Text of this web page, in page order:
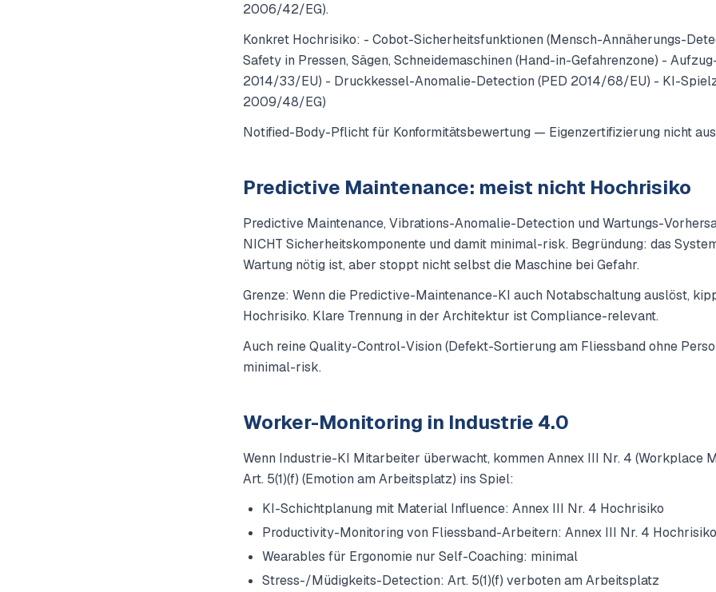
2006/42/EG).
Konkret Hochrisiko: - Cobot-Sicherheitsfunktionen (Mensch-Annäherungs-
Safety in Pressen, Sägen, Schneidemaschinen (Hand-in-Gefahrenzone) -
2014/33/EU) - Druckkessel-Anomalie-Detection (PED 2014/68/EU) - KI-
2009/48/EG)
Notified-Body-Pflicht für Konformitätsbewertung — Eigenzertifizierung nicht
Predictive Maintenance: meist nicht Hochrisiko
Predictive Maintenance, Vibrations-Anomalie-Detection und Wartungs-
NICHT Sicherheitskomponente und damit minimal-risk. Begründung: das
Wartung nötig ist, aber stoppt nicht selbst die Maschine bei Gefahr.
Grenze: Wenn die Predictive-Maintenance-KI auch Notabschaltung auslöst,
Hochrisiko. Klare Trennung in der Architektur ist Compliance-relevant.
Auch reine Quality-Control-Vision (Defekt-Sortierung am Fliessband ohne
minimal-risk.
Worker-Monitoring in Industrie 4.0
Wenn Industrie-KI Mitarbeiter überwacht, kommen Annex III Nr. 4 (Workplace
Art. 5(1)(f) (Emotion am Arbeitsplatz) ins Spiel:
KI-Schichtplanung mit Material Influence: Annex III Nr. 4 Hochrisiko
Productivity-Monitoring von Fliessband-Arbeitern: Annex III Nr. 4 Hochrisiko
Wearables für Ergonomie nur Self-Coaching: minimal
Stress-/Müdigkeits-Detection: Art. 5(1)(f) verboten am Arbeitsplatz